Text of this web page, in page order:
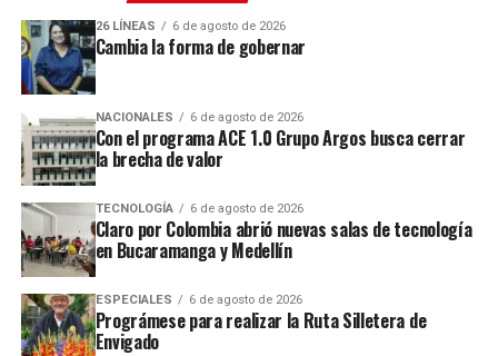
26 LÍNEAS 6 de agosto de 2026
Cambia la forma de gobernar
NACIONALES 6 de agosto de 2026
Con el programa ACE 1.0 Grupo Argos busca cerrar
la brecha de valor
TECNOLOGÍA 6 de agosto de 2026
Claro por Colombia abrió nuevas salas de tecnología
en Bucaramanga y Medellín
ESPECIALES 6 de agosto de 2026
Prográmese para realizar la Ruta Silletera de
Envigado